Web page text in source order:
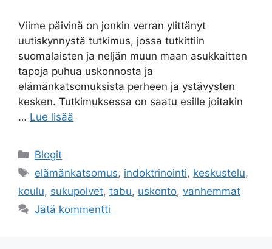
Viime päivinä on jonkin verran ylittänyt
uutiskynnystä tutkimus, jossa tutkittiin
suomalaisten ja neljän muun maan asukkaitten
tapoja puhua uskonnosta ja
elämänkatsomuksista perheen ja ystävysten
kesken. Tutkimuksessa on saatu esille joitakin
… Lue lisää
Kategoriat
Blogit
Avainsanat
elämänkatsomus, indoktrinointi, keskustelu,
koulu, sukupolvet, tabu, uskonto, vanhemmat
Jätä kommentti